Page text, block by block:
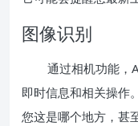
图像识别
通过相机功能，
即时信息和相关操作
您这是哪个地方，甚